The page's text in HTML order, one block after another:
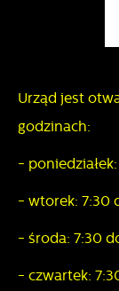
Urząd jest
godzinach:
-
- wtorek: 7:30
- środa: 7:30
- czwartek: